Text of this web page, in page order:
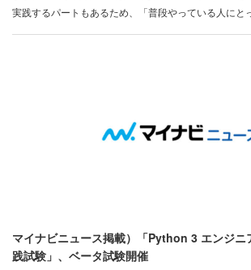
実践するパートもあるため、「普段やっている人に
マイナビニュース掲載）「Python 3 エンジニ
践試験」、ベータ試験開催